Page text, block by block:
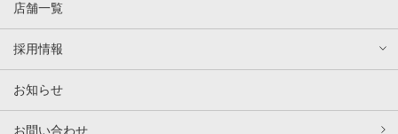
店舗一覧
採用情報
お知らせ
お問い合わせ